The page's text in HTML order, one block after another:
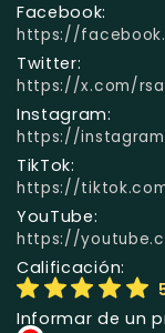
Facebook:
https://
Twitter:
https://x.com/
Instagram:
https://
TikTok:
https://
YouTube:
https://
Calificación:
Informar de un